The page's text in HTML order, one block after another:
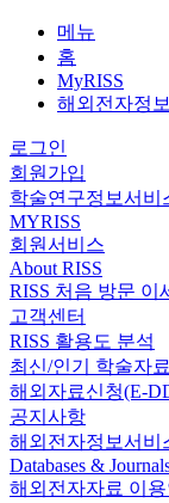
메뉴
홈
MyRISS
해외전자정
로그인
회원가입
학술연구정보서비
MYRISS
회원서비스
About RISS
RISS 처음 방문 이
고객센터
RISS 활용도 분석
최신/인기 학술자료
해외자료신청(E-
공지사항
해외전자정보서비
Databases &
해외전자자료 이용